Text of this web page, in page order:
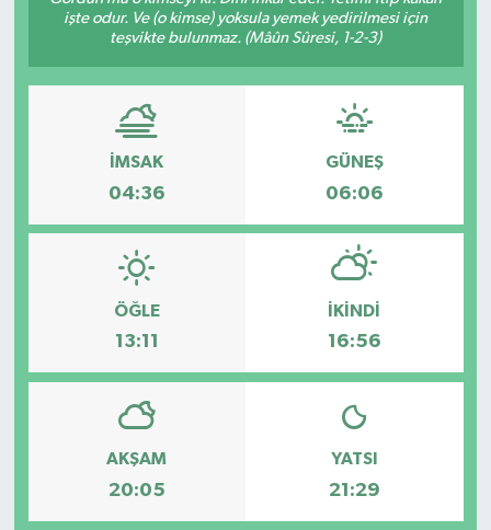
işte odur. Ve (o kimse) yoksula yemek yedirilmesi için
teşvikte bulunmaz. (Mâûn Sûresi, 1-2-3)
İMSAK
04:36
GÜNEŞ
06:06
ÖĞLE
13:11
İKINDI
16:56
AKŞAM
20:05
YATSI
21:29
KÜLTÜR&SANAT
SAĞLIK
SİYASET
SOSYAL YAŞAM
SPOR
ULUSAL HABERLER